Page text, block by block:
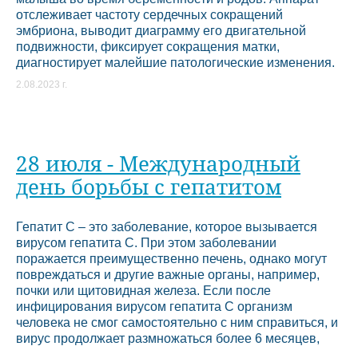
отслеживает частоту сердечных сокращений
эмбриона, выводит диаграмму его двигательной
подвижности, фиксирует сокращения матки,
диагностирует малейшие патологические изменения.
2.08.2023 г.
28 июля - Международный
день борьбы с гепатитом
Гепатит С – это заболевание, которое вызывается
вирусом гепатита С. При этом заболевании
поражается преимущественно печень, однако могут
повреждаться и другие важные органы, например,
почки или щитовидная железа. Если после
инфицирования вирусом гепатита С организм
человека не смог самостоятельно с ним справиться, и
вирус продолжает размножаться более 6 месяцев,